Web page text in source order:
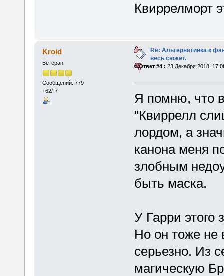
Квиррелморт
Kroid
Ветеран
Сообщений: 779
+62/-7
Re: Альтернативка к
весь сюжет.
«Ответ #4 : 23 Декабря 2018,
Я помню, что
"Квиррелл
лордом, а
канона меня
злобным
быть маска.
У Гарри этого
Но он тоже
серьезно. Из
магическую